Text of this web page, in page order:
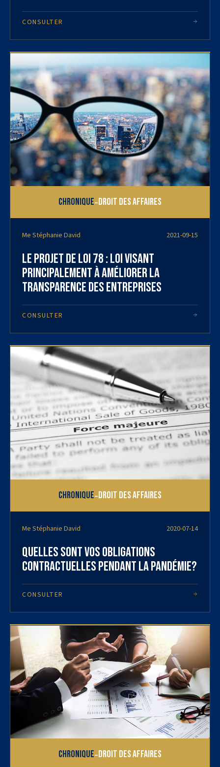
CONSULTER
Chronique-Droit des affaires
Me Stéphanie David 2021-09-15
Le projet de loi 78 : loi visant
principalement à améliorer la
transparence des entreprises
CONSULTER
Chronique-Droit des affaires
Me Stéphanie David 2020-07-14
Quelles sont vos obligations
contractuelles pendant la pandémie?
CONSULTER
Chronique-Droit des affaires